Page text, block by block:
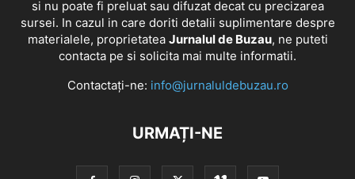
si nu poate fi preluat sau difuzat decat cu precizarea
sursei. In cazul in care doriti detalii suplimentare despre
materialele, proprietatea Jurnalul de Buzau, ne puteti
contacta pe si solicita mai multe informatii.
Contactați-ne: info@jurnaluldebuzau.ro
URMAȚI-NE